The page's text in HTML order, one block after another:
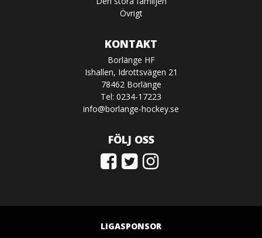
Övrigt
KONTAKT
Borlänge HF
Ishallen, Idrottsvägen 21
78462 Borlänge
Tel: 0234-17223
info@borlange-hockey.se
FÖLJ OSS
LIGASPONSOR